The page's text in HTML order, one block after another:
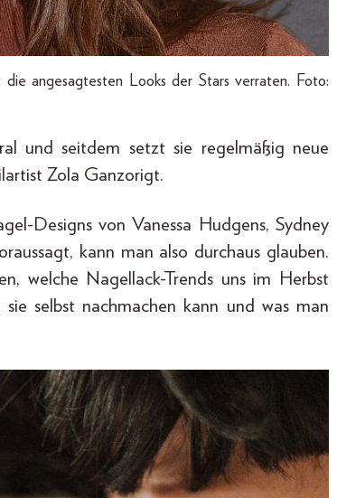
angesagtesten Looks der Stars verraten. Foto:
und seitdem setzt sie regelmäßig neue
Zola Ganzorigt.
Designs von Vanessa Hudgens, Sydney
kann man also durchaus glauben.
welche Nagellack-Trends uns im Herbst
selbst nachmachen kann und was man